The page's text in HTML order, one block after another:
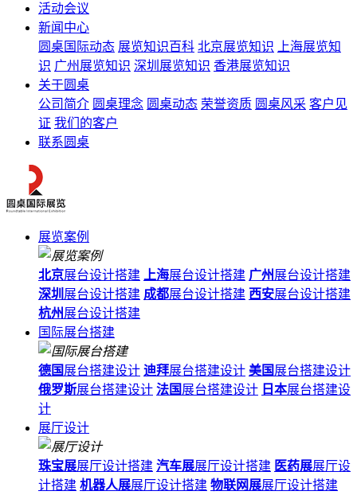
活动会议
新闻中心
圆桌国际动态 展览知识百科 北京展览知识
上海展览知
识 广州展览知识 深圳展览知识 香港展览知识
关于圆桌
公司简介 圆桌理念 圆桌动态 荣誉资质 圆桌风采 客户见
证 我们的客户
联系圆桌
展览案例
北京展台设计搭建 上海展台设计搭建 广州展台设计搭建
深圳 展台设计搭建 成都展台设计搭建 西安展台设计搭建
杭州展台设计搭建
国际展台搭建
德国 展台搭建设计 迪拜展台搭建设计 美国 展台搭建设计
俄罗斯展台搭建设计 法国 展台搭建设计 日本展台搭建设
计
展厅设计
珠宝展展厅设计搭建 汽车展展厅设计搭建 医药展展厅设
计搭建 机器人展展厅设计搭建 物联网展展厅设计搭建